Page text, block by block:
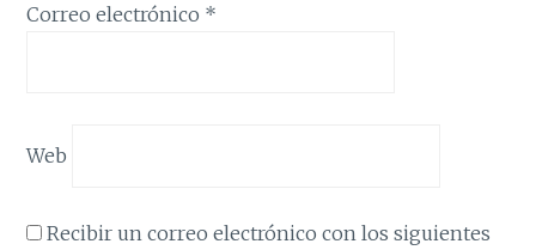
Correo electrónico *
Web
Recibir un correo electrónico con los siguientes